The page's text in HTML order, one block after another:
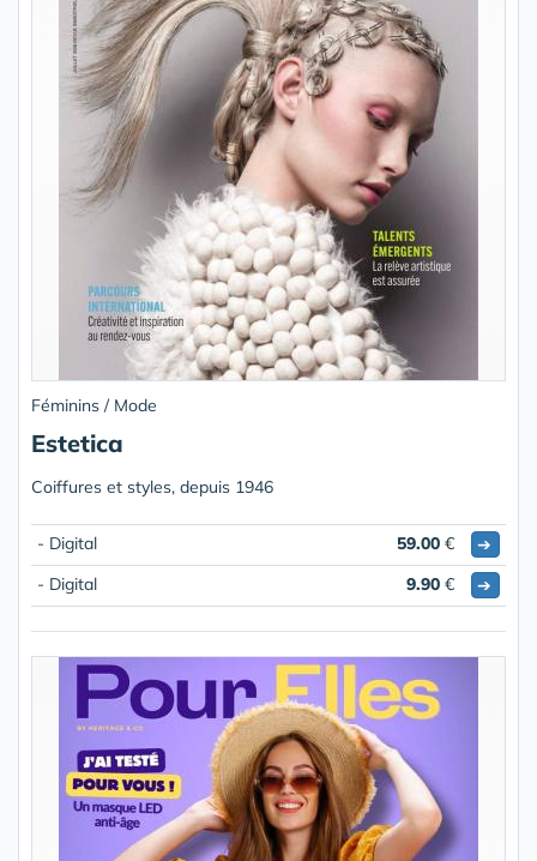
Féminins / Mode
Estetica
Coiffures et styles, depuis 1946
- Digital 59.00 €
➔
- Digital
9.90 € ➔